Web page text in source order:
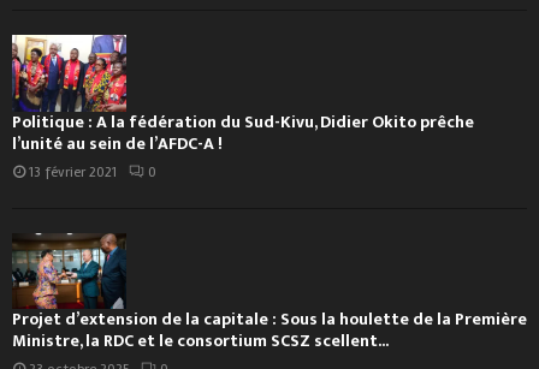
Politique : A la fédération du Sud-Kivu, Didier Okito prêche
l’unité au sein de l’AFDC-A !
13 février 2021 0
Projet d’extension de la capitale : Sous la houlette de la Première
Ministre, la RDC et le consortium SCSZ scellent...